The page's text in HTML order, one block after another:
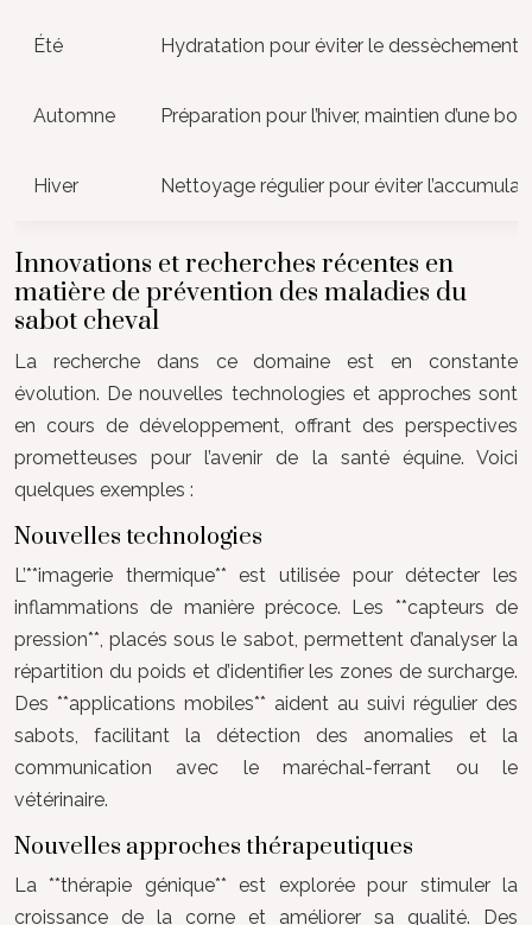
Été Hydratation pour éviter le dessèchement,
Automne Préparation pour l’hiver, maintien d’une
Hiver Nettoyage régulier pour éviter
Innovations et recherches récentes en
matière de prévention des maladies du
sabot cheval
La recherche dans ce domaine est en constante
évolution. De nouvelles technologies et approches sont
en cours de développement, offrant des perspectives
prometteuses pour l’avenir de la santé équine. Voici
quelques exemples :
Nouvelles technologies
L’**imagerie thermique** est utilisée pour détecter les
inflammations de manière précoce. Les **capteurs de
pression**, placés sous le sabot, permettent d’analyser la
répartition du poids et d’identifier les zones de surcharge.
Des **applications mobiles** aident au suivi régulier des
sabots, facilitant la détection des anomalies et la
communication avec le maréchal-ferrant ou le
vétérinaire.
Nouvelles approches thérapeutiques
La **thérapie génique** est explorée pour stimuler la
croissance de la corne et améliorer sa qualité. Des